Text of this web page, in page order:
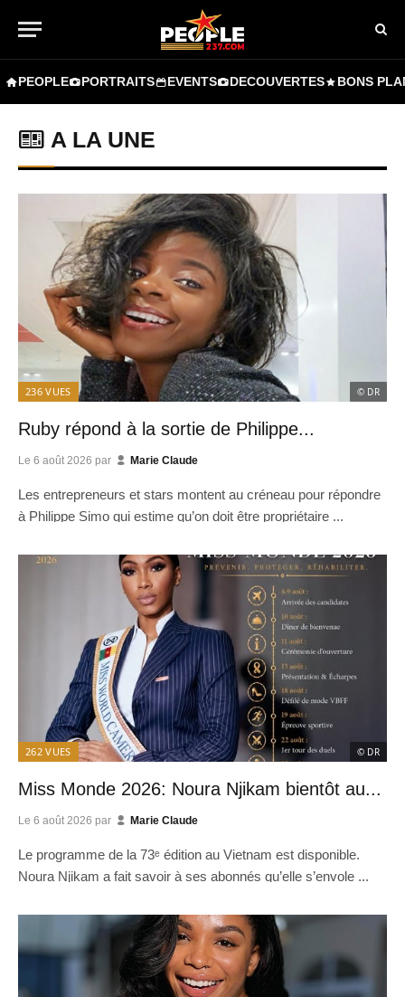
PEOPLE PORTRAITS EVENTS DECOUVERTES BONS
A LA UNE
236 VUES © DR
Ruby répond à la sortie de Philippe...
Le 6 août 2026 par Marie Claude
Les entrepreneurs et stars montent au créneau pour répondre
à Philippe Simo qui estime qu’on doit être propriétaire ...
262 VUES © DR
Miss Monde 2026: Noura Njikam bientôt au...
Le 6 août 2026 par Marie Claude
Le programme de la 73ᵉ édition au Vietnam est disponible.
Noura Njikam a fait savoir à ses abonnés qu’elle s’envole ...